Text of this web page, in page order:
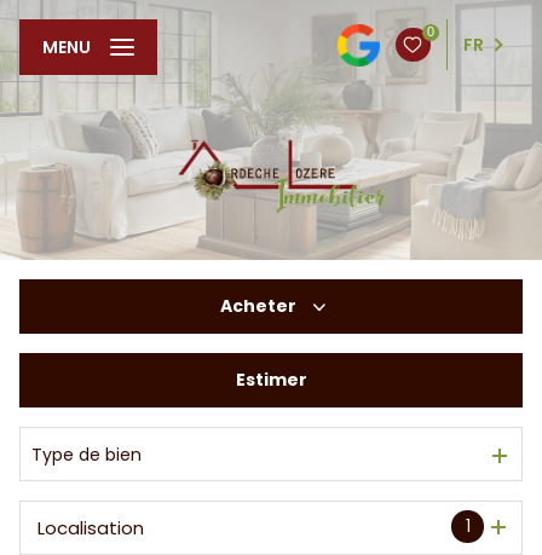
0
FR
MENU
Acheter
De l'immo pro
Estimer
Type de bien
1
Localisation